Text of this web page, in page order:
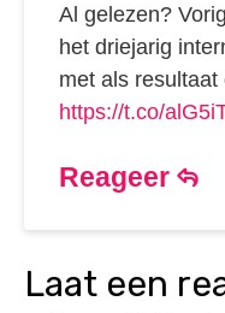
Al gelezen?
het driejarig
met als
https://t.co/
Reageer
laat een